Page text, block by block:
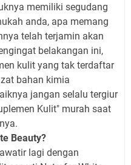
memiliki segudang
anda, apa memang
telah terjamin akan
belakangan ini,
kulit yang tak terdaftar
bahan kimia
jangan selalu tergiur
Kulit" murah saat
Beauty?
lagi dengan